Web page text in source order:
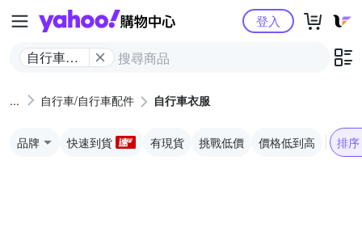
Yahoo購物中心
自行車衣
登入
自行車/自行車配件 自行車衣服
品牌 快速到貨 有現貨 挑戰低價 價格低到高 排序